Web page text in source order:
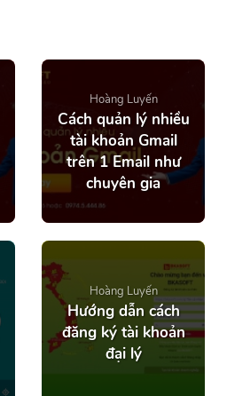
Hoàng Luyến
Cách quản lý nhiều
tài khoản Gmail
trên 1 Email như
chuyên gia
Hoàng Luyến
Hướng dẫn cách
đăng ký tài khoản
đại lý